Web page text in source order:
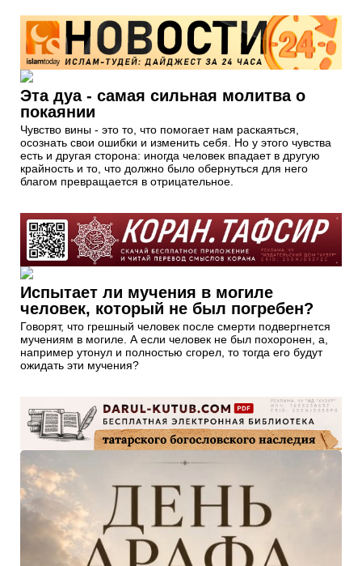
Эта дуа - самая сильная молитва о
покаянии
Чувство вины - это то, что помогает нам раскаяться,
осознать свои ошибки и изменить себя. Но у этого чувства
есть и другая сторона: иногда человек впадает в другую
крайность и то, что должно было обернуться для него
благом превращается в отрицательное.
Испытает ли мучения в могиле
человек, который не был погребен?
Говорят, что грешный человек после смерти подвергнется
мучениям в могиле. А если человек не был похоронен, а,
например утонул и полностью сгорел, то тогда его будут
ожидать эти мучения?